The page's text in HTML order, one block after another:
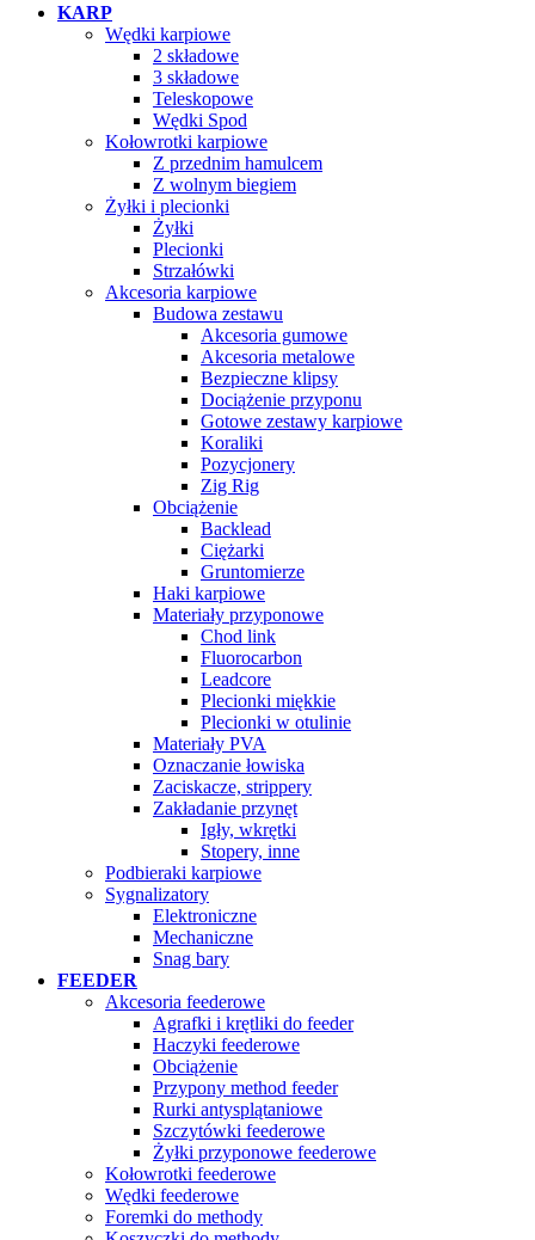
KARP
Wędki karpiowe
2 składowe
3 składowe
Teleskopowe
Wędki Spod
Kołowrotki karpiowe
Z przednim hamulcem
Z wolnym biegiem
Żyłki i plecionki
Żyłki
Plecionki
Strzałówki
Akcesoria karpiowe
Budowa zestawu
Akcesoria gumowe
Akcesoria metalowe
Bezpieczne klipsy
Dociążenie przyponu
Gotowe zestawy karpiowe
Koraliki
Pozycjonery
Zig Rig
Obciążenie
Backlead
Ciężarki
Gruntomierze
Haki karpiowe
Materiały przyponowe
Chod link
Fluorocarbon
Leadcore
Plecionki miękkie
Plecionki w otulinie
Materiały PVA
Oznaczanie łowiska
Zaciskacze, strippery
Zakładanie przynęt
Igły, wkrętki
Stopery, inne
Podbieraki karpiowe
Sygnalizatory
Elektroniczne
Mechaniczne
Snag bary
FEEDER
Akcesoria feederowe
Agrafki i krętliki do feeder
Haczyki feederowe
Obciążenie
Przypony method feeder
Rurki antysplątaniowe
Szczytówki feederowe
Żyłki przyponowe feederowe
Kołowrotki feederowe
Wędki feederowe
Foremki do methody